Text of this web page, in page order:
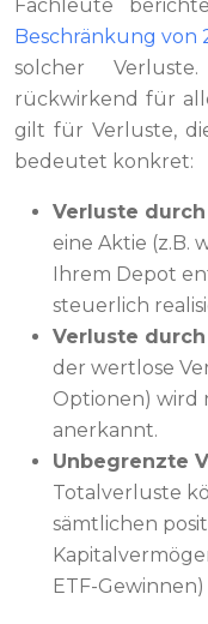
Fachleute
Beschränkung von
solcher
rückwirkend für
gilt für Verluste,
bedeutet konkret:
Verluste
eine Aktie (z.B.
Ihrem Depot
steuerlich
Verluste
der wertlose
Optionen) wird
anerkannt.
Unbegrenzte
Totalverluste
sämtlichen
ETF-